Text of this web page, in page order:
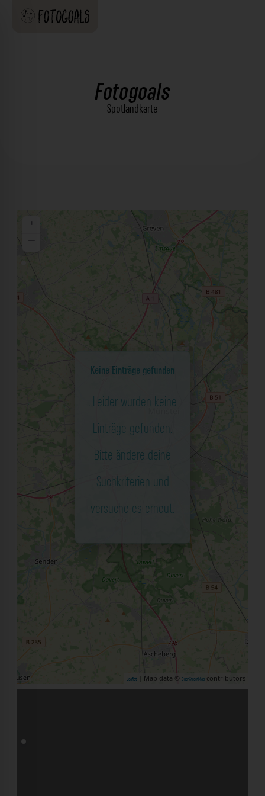
Fotogoals
Spotlandkarte
+
−
Leaflet | Map data © OpenStreetMap contributors
Keine Einträge gefunden
. Leider wurden keine
Einträge gefunden.
Bitte ändere deine
Suchkriterien und
versuche es erneut.